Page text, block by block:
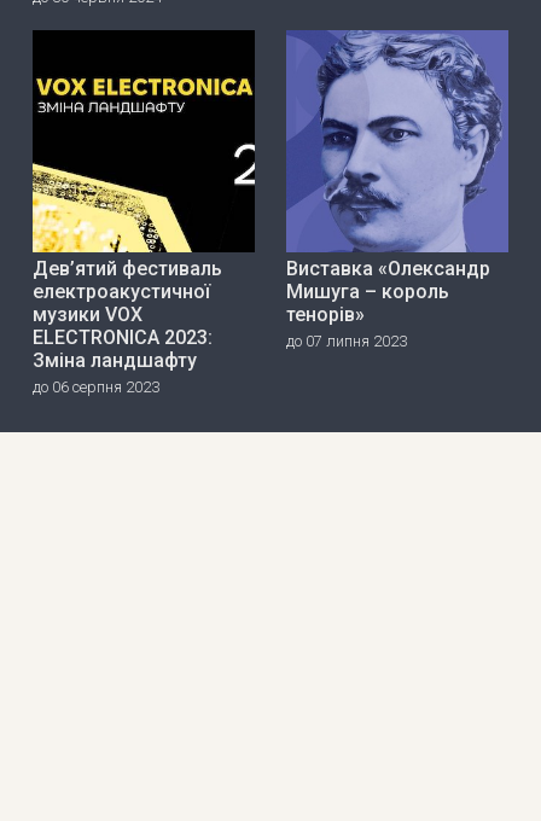
Дев’ятий фестиваль
електроакустичної
музики VOX
ELECTRONICA 2023:
Зміна ландшафту
до 06 серпня 2023
Виставка «Олександр
Мишуга – король
тенорів»
до 07 липня 2023